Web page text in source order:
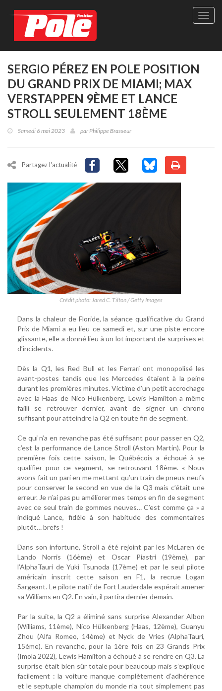
Site
SERGIO PÉREZ EN POLE POSITION
DU GRAND PRIX DE MIAMI; MAX
VERSTAPPEN 9ÈME ET LANCE
STROLL SEULEMENT 18ÈME
Samedi 6 mai 2023 parPhilippe Brasseur
Partagez l'actualité
Crédit photo: Jared C. Tilton / Getty Images
Dans la chaleur de Floride, la séance qualificative du Grand
Prix de Miami a eu lieu ce samedi et, sur une piste encore
glissante, elle a donné lieu à un lot important de surprises et
d’incidents.
Dès la Q1, les Red Bull et les Ferrari ont monopolisé les
avant-postes tandis que les Mercedes étaient à la peine
durant les premières minutes. Victime d’un petit accrochage
avec la Haas de Nico Hülkenberg, Lewis Hamilton a même
failli se retrouver dernier, avant de signer un chrono
suffisant pour atteindre la Q2 en toute fin de segment.
Ce qui n’a en revanche pas été suffisant pour passer en Q2,
c’est la performance de Lance Stroll (Aston Martin). Pour la
première fois cette saison, le Québécois a échoué à se
qualifier pour ce segment, se retrouvant 18ème. « Nous
avons fait un pari en me mettant qu’un train de pneus neufs
pour conserver le second en vue de la Q3 mais c’était une
erreur. Je n’ai pas pu améliorer mes temps en fin de segment
avec ce seul train de gommes neuves… C’est comme ça » a
indiqué Lance, fidèle à son habitude des commentaires
plutôt… brefs !
Dans son infortune, Stroll a été rejoint par les McLaren de
Lando Norris (16ème) et Oscar Piastri (19ème), par
l’AlphaTauri de Yuki Tsunoda (17ème) et par le seul pilote
américain inscrit cette saison en F1, la recrue Logan
Sargeant. Le pilote natif de Fort Lauderdale espérait amener
sa Williams en Q2. En vain, il partira dernier demain.
Par la suite, la Q2 a éliminé sans surprise Alexander Albon
(Williams, 11ème), Nico Hülkenberg (Haas, 12ème), Guanyu
Zhou (Alfa Romeo, 14ème) et Nyck de Vries (AlphaTauri,
15ème). En revanche, pour la 1ère fois en 23 Grands Prix
(Imola 2022), Lewis Hamilton a échoué à se rendre en Q3. La
surprise était bien sûr totale pour beaucoup mais s’explique
facilement : la voiture manque complètement d’adhérence
et le septuple champion du monde n’a tout simplement pas